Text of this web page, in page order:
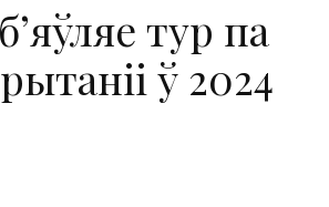
тур па
ў 2024